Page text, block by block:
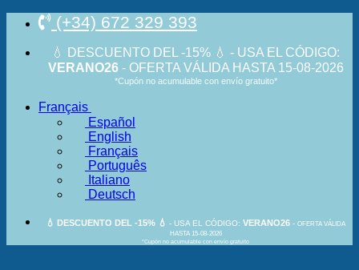
Passer
(+34) 672 329 393
💧 DESCUENTO DEL -15% 💧 - USA EL CÓDIGO:
VERANO26- OFERTA VÁLIDA HASTA 15-08-2026
*Cupón no acumulable con envío gratuito*
Français
Español
English
Français
Português
Italiano
Deutsch
💧 DESCUENTO DEL -15% 💧 - USA EL CÓDIGO: VERANO26 - OFERTA VÁLIDA
HASTA 15-08-2026
*Cupón no acumulable con envío gratuito